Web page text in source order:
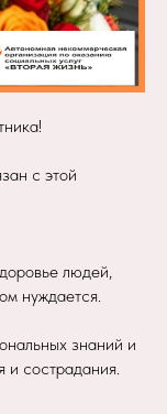
с этой
людей,
нуждается.
знаний и
и сострадания.